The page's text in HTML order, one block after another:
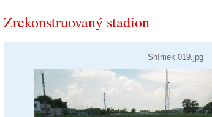
Zrekonstruovaný stadion
Snímek 019.jpg